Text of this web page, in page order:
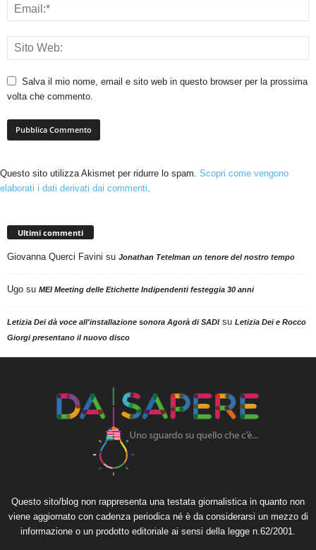
Salva il mio nome, email e sito web in questo browser per la prossima
volta che commento.
Questo sito utilizza Akismet per ridurre lo spam. Scopri come vengono
elaborati i dati derivati dai commenti.
Ultimi commenti
Giovanna Querci Favini su Jonathan Tetelman un tenore del nostro tempo
Ugo su MEI Meeting delle Etichette Indipendenti festeggia 30 anni
Letizia Dei dà voce all'installazione sonora Agorà di SADIsu Letizia Dei e Rocco
Giorgi presentano il nuovo disco
Questo sito/blog non rappresenta una testata giornalistica in quanto non
viene aggiornato con cadenza periodica né è da considerarsi un mezzo di
informazione o un prodotto editoriale ai sensi della legge n.62/2001.